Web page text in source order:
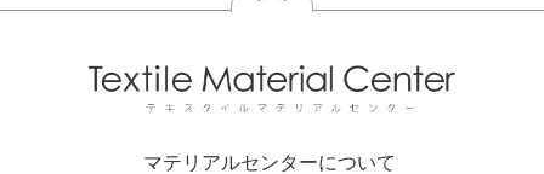
マテリアルセンターについて